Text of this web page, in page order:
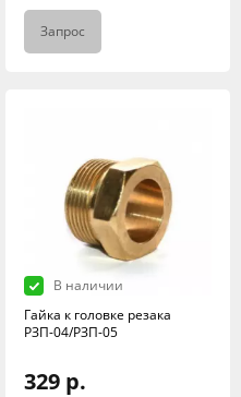
Запрос
В наличии
Гайка к головке резака
РЗП-04/РЗП-05
329 р.